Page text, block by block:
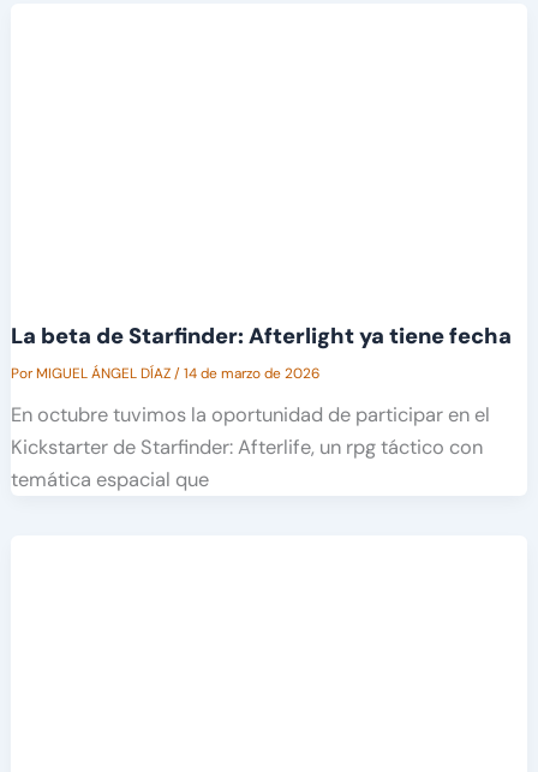
La beta de Starfinder: Afterlight ya tiene fecha
PorMIGUEL ÁNGEL DÍAZ/14 de marzo de 2026
En octubre tuvimos la oportunidad de participar en el
Kickstarter de Starfinder: Afterlife, un rpg táctico con
temática espacial que